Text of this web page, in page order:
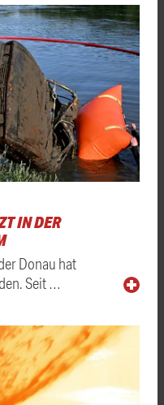
IN DER
Donau hat
Seit …